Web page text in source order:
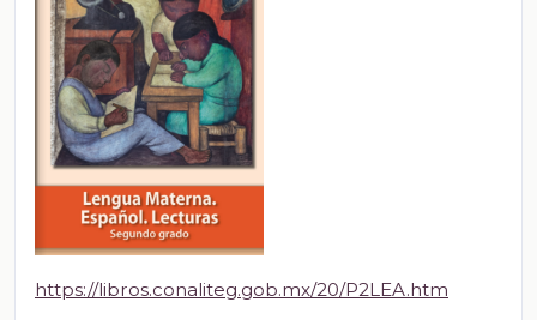
https://libros.conaliteg.gob.mx/20/P2LEA.htm